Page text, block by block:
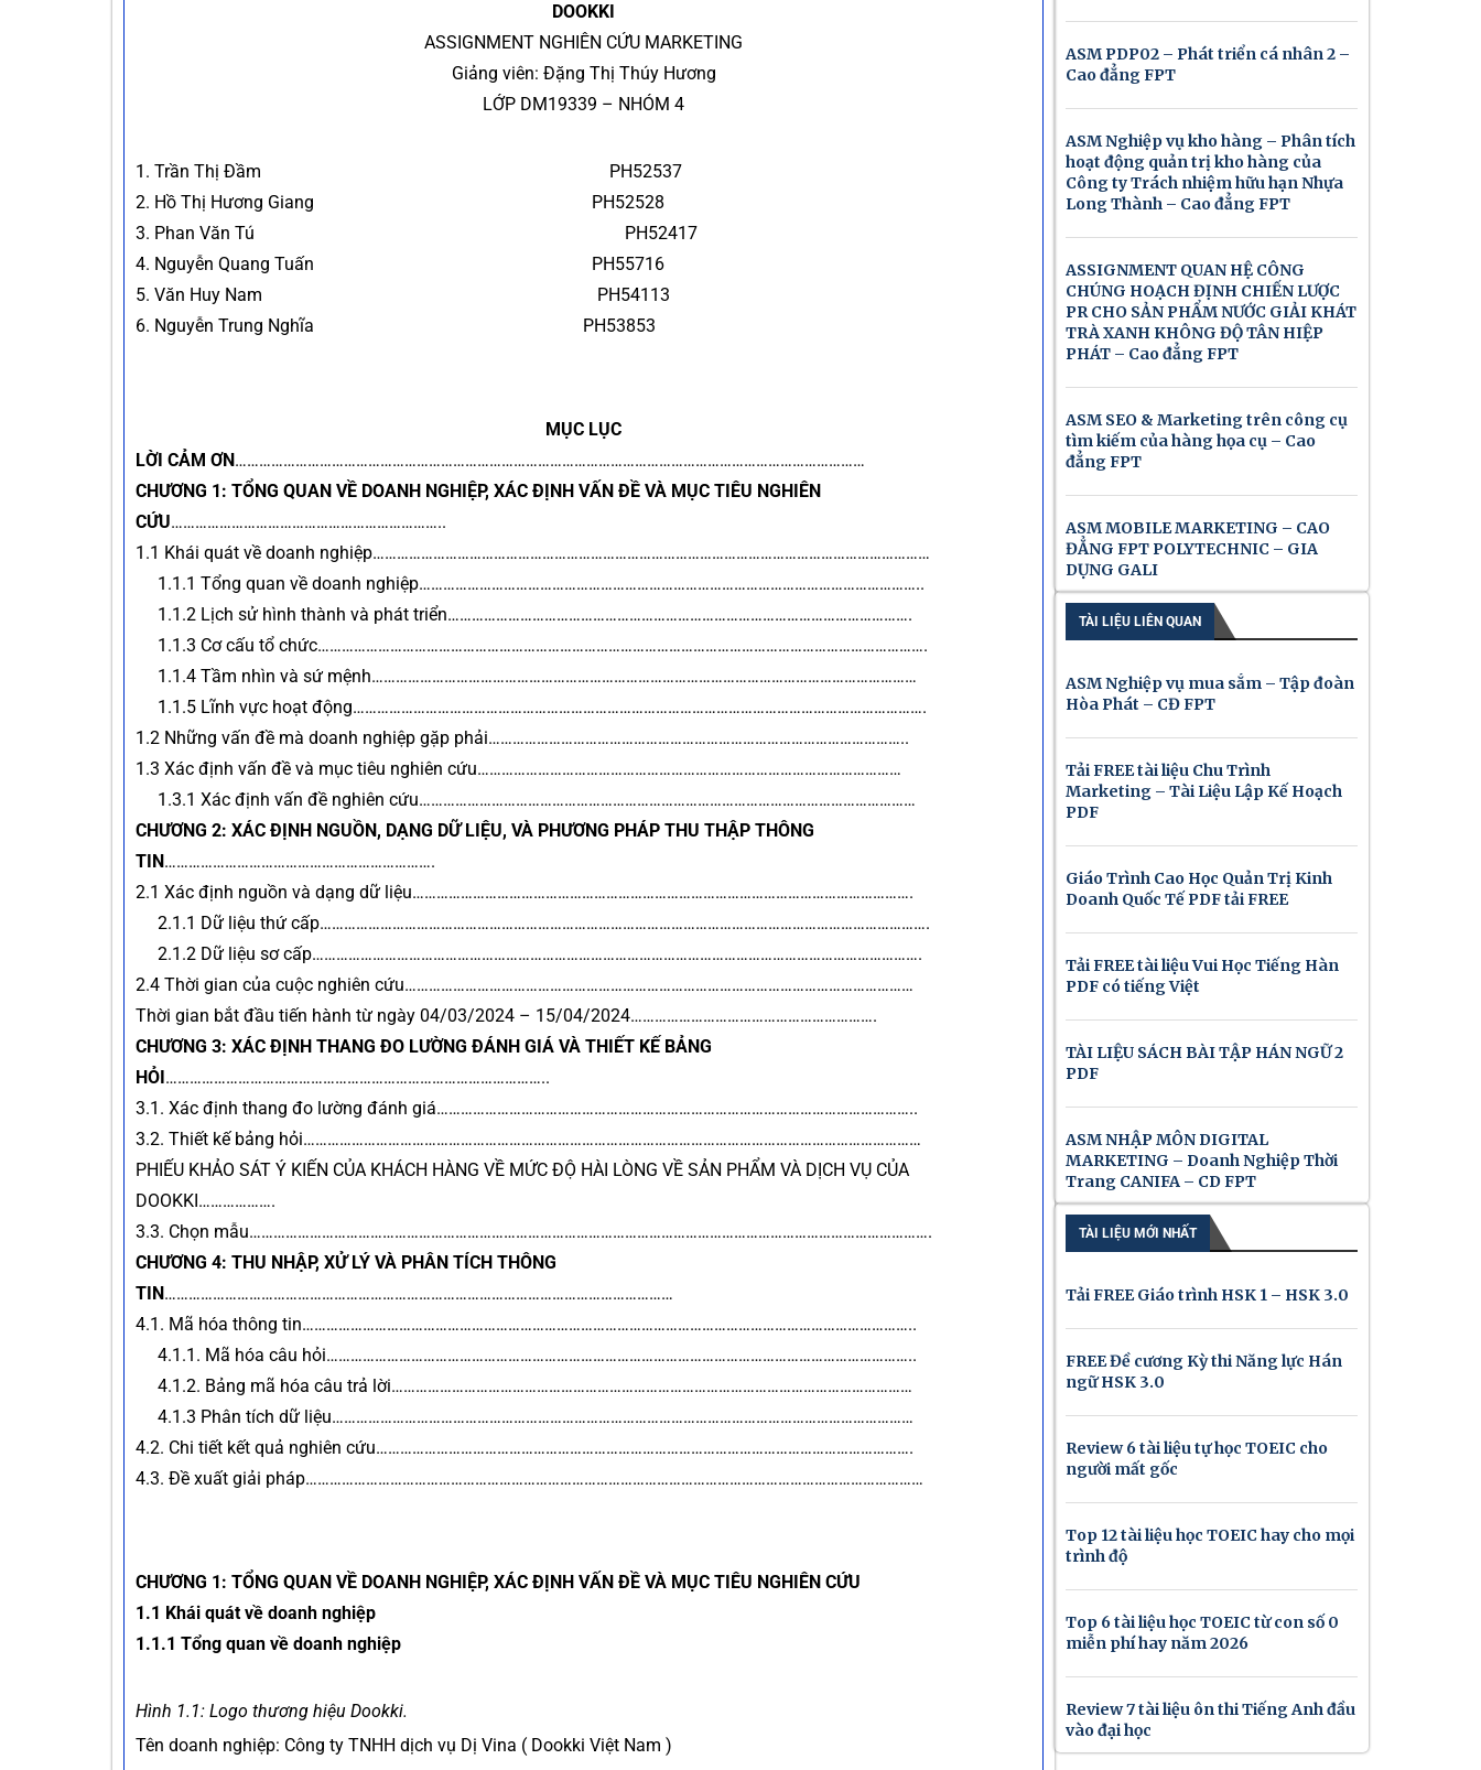
DOOKKI
ASSIGNMENT NGHIÊN CỨU MARKETING
Giảng viên: Đặng Thị Thúy Hương
LỚP DM19339 – NHÓM 4
1. Trần Thị Đầm PH52537
2. Hồ Thị Hương Giang PH52528
3. Phan Văn Tú PH52417
4. Nguyễn Quang Tuấn PH55716
5. Văn Huy Nam PH54113
6. Nguyễn Trung Nghĩa PH53853
MỤC LỤC
LỜI CẢM ƠN…………………………………………………………………………………………………………………………………………
CHƯƠNG 1: TỔNG QUAN VỀ DOANH NGHIỆP, XÁC ĐỊNH VẤN ĐỀ VÀ MỤC TIÊU NGHIÊN
CỨU…………………………………………………………..
1.1 Khái quát về doanh nghiệp…………………………………………………………………………………………………………………………
1.1.1 Tổng quan về doanh nghiệp……………………………………………………………………………………………………………..
1.1.2 Lịch sử hình thành và phát triển…………………………………………………………………………………………………….
1.1.3 Cơ cấu tổ chức…………………………………………………………………………………………………………………………………….
1.1.4 Tầm nhìn và sứ mệnh………………………………………………………………………………………………………………………
1.1.5 Lĩnh vực hoạt động…………………………………………………………………………………………………………………………….
1.2 Những vấn đề mà doanh nghiệp gặp phải…………………………………………………………………………………………..
1.3 Xác định vấn đề và mục tiêu nghiên cứu……………………………………………………………………………………………
1.3.1 Xác định vấn đề nghiên cứu……………………………………………………………………………………………………………
CHƯƠNG 2: XÁC ĐỊNH NGUỒN, DẠNG DỮ LIỆU, VÀ PHƯƠNG PHÁP THU THẬP THÔNG
TIN………………………………………………………….
2.1 Xác định nguồn và dạng dữ liệu…………………………………………………………………………………………………………….
2.1.1 Dữ liệu thứ cấp…………………………………………………………………………………………………………………………………….
2.1.2 Dữ liệu sơ cấp…………………………………………………………………………………………………………………………………….
2.4 Thời gian của cuộc nghiên cứu………………………………………………………………………………………………………………
Thời gian bắt đầu tiến hành từ ngày 04/03/2024 – 15/04/2024…………………………………………………….
CHƯƠNG 3: XÁC ĐỊNH THANG ĐO LƯỜNG ĐÁNH GIÁ VÀ THIẾT KẾ BẢNG
HỎI…………………………………………………………………………………..
3.1. Xác định thang đo lường đánh giá………………………………………………………………………………………………………..
3.2. Thiết kế bảng hỏi………………………………………………………………………………………………………………………………………
PHIẾU KHẢO SÁT Ý KIẾN CỦA KHÁCH HÀNG VỀ MỨC ĐỘ HÀI LÒNG VỀ SẢN PHẨM VÀ DỊCH VỤ CỦA
DOOKKI……………….
3.3. Chọn mẫu…………………………………………………………………………………………………………………………………………………….
CHƯƠNG 4: THU NHẬP, XỬ LÝ VÀ PHÂN TÍCH THÔNG
TIN………………………………………………………………………………………………………………
4.1. Mã hóa thông tin……………………………………………………………………………………………………………………………………..
4.1.1. Mã hóa câu hỏi………………………………………………………………………………………………………………………………..
4.1.2. Bảng mã hóa câu trả lời…………………………………………………………………………………………………………………
4.1.3 Phân tích dữ liệu………………………………………………………………………………………………………………………………
4.2. Chi tiết kết quả nghiên cứu…………………………………………………………………………………………………………………….
4.3. Đề xuất giải pháp………………………………………………………………………………………………………………………………………
CHƯƠNG 1: TỔNG QUAN VỀ DOANH NGHIỆP, XÁC ĐỊNH VẤN ĐỀ VÀ MỤC TIÊU NGHIÊN CỨU
1.1 Khái quát về doanh nghiệp
1.1.1 Tổng quan về doanh nghiệp
Hình 1.1: Logo thương hiệu Dookki.
Tên doanh nghiệp: Công ty TNHH dịch vụ Dị Vina ( Dookki Việt Nam )
ASM PDP02 – Phát triển cá nhân 2 –
Cao đẳng FPT
ASM Nghiệp vụ kho hàng – Phân tích
hoạt động quản trị kho hàng của
Công ty Trách nhiệm hữu hạn Nhựa
Long Thành – Cao đẳng FPT
ASSIGNMENT QUAN HỆ CÔNG
CHÚNG HOẠCH ĐỊNH CHIẾN LƯỢC
PR CHO SẢN PHẨM NƯỚC GIẢI KHÁT
TRÀ XANH KHÔNG ĐỘ TÂN HIỆP
PHÁT – Cao đẳng FPT
ASM SEO & Marketing trên công cụ
tìm kiếm của hàng họa cụ – Cao
đẳng FPT
ASM MOBILE MARKETING – CAO
ĐẲNG FPT POLYTECHNIC – GIA
DỤNG GALI
TÀI LIỆU LIÊN QUAN
ASM Nghiệp vụ mua sắm – Tập đoàn
Hòa Phát – CĐ FPT
Tải FREE tài liệu Chu Trình
Marketing – Tài Liệu Lập Kế Hoạch
PDF
Giáo Trình Cao Học Quản Trị Kinh
Doanh Quốc Tế PDF tải FREE
Tải FREE tài liệu Vui Học Tiếng Hàn
PDF có tiếng Việt
TÀI LIỆU SÁCH BÀI TẬP HÁN NGỮ 2
PDF
ASM NHẬP MÔN DIGITAL
MARKETING – Doanh Nghiệp Thời
Trang CANIFA – CD FPT
TÀI LIỆU MỚI NHẤT
Tải FREE Giáo trình HSK 1 – HSK 3.0
FREE Đề cương Kỳ thi Năng lực Hán
ngữ HSK 3.0
Review 6 tài liệu tự học TOEIC cho
người mất gốc
Top 12 tài liệu học TOEIC hay cho mọi
trình độ
Top 6 tài liệu học TOEIC từ con số 0
miễn phí hay năm 2026
Review 7 tài liệu ôn thi Tiếng Anh đầu
vào đại học